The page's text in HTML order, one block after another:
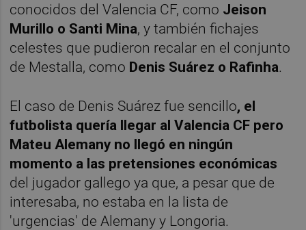
conocidos del Valencia CF, como Jeison
Murillo o Santi Mina, y también fichajes
celestes que pudieron recalar en el conjunto
de Mestalla, como Denis Suárez o Rafinha.
El caso de Denis Suárez fue sencillo, el
futbolista quería llegar al Valencia CF pero
Mateu Alemany no llegó en ningún
momento a las pretensiones económicas
del jugador gallego ya que, a pesar que de
interesaba, no estaba en la lista de
'urgencias' de Alemany y Longoria.